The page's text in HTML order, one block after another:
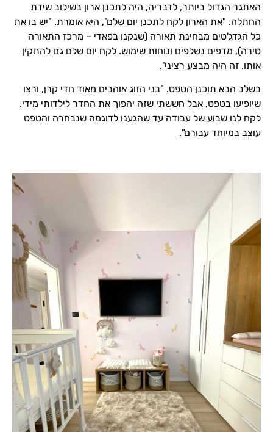
האתגר הגדול ביותר, לדבריה, היה לתכנן ארון בשילוב שידת
החתלה. "את הארון לקח לתכנן יום שלם", היא אומרת. "יש בו את
כל הגדג'טים מבחינת תאורה (שנקנו בפאדי – מרכז התאורה
טירה), מדפים נשלפים ונוחות שימוש. לקח יום שלם גם להתקין
אותו. זה היה מבצע רציני".
בשלב הבא תוכנן הטפט. "בני הזוג אוהבים מאוד חדי קרן, ורצו
שיופיעו בטפט, אבל חששתי שזה יהפוך את החדר לילדותי מידי.
לקח לנו שבוע של עבודה עד שהגענו לדוגמה שנבחרה והטפט
עוצב במיוחד עבורם".